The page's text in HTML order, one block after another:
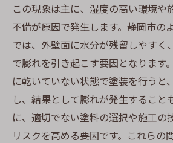
施工時期を見極めるため
塗膜の膨れを防ぐ湿気対
静岡市での長寿命外壁塗
に
塗膜の膨れを防ぐ外壁塗装のポ
膨れを防ぐための施工手順
外壁塗装の事前準備と注
この現象は主に、湿度の高い環境や
不備が原因で発生します。静岡市の
では、外壁面に水分が残留しやすく
で膨れを引き起こす要因となります
に乾いていない状態で塗装を行うと
し、結果として膨れが発生すること
に、適切でない塗料の選択や施工の
リスクを高める要因です。これらの